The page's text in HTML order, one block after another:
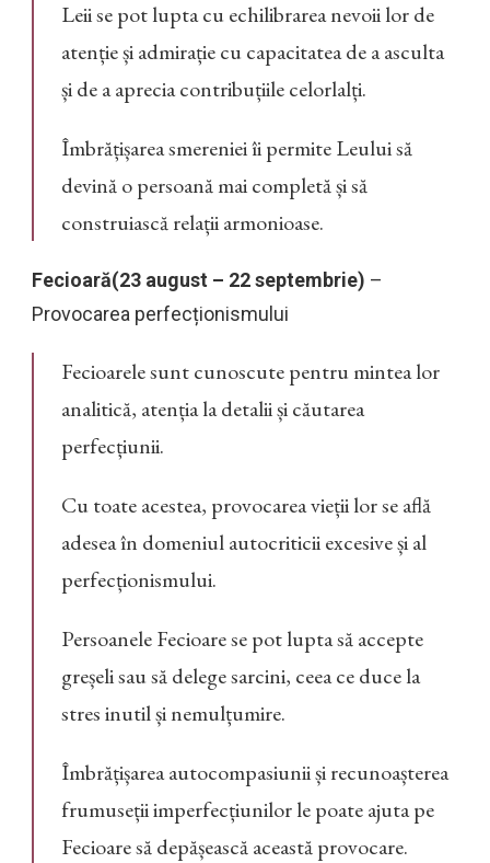
Leii se pot lupta cu echilibrarea nevoii lor de
atenție și admirație cu capacitatea de a asculta
și de a aprecia contribuțiile celorlalți.
Îmbrățișarea smereniei îi permite Leului să
devină o persoană mai completă și să
construiască relații armonioase.
Fecioară(23 august – 22 septembrie) –
Provocarea perfecționismului
Fecioarele sunt cunoscute pentru mintea lor
analitică, atenția la detalii și căutarea
perfecțiunii.
Cu toate acestea, provocarea vieții lor se află
adesea în domeniul autocriticii excesive și al
perfecționismului.
Persoanele Fecioare se pot lupta să accepte
greșeli sau să delege sarcini, ceea ce duce la
stres inutil și nemulțumire.
Îmbrățișarea autocompasiunii și recunoașterea
frumuseții imperfecțiunilor le poate ajuta pe
Fecioare să depășească această provocare.